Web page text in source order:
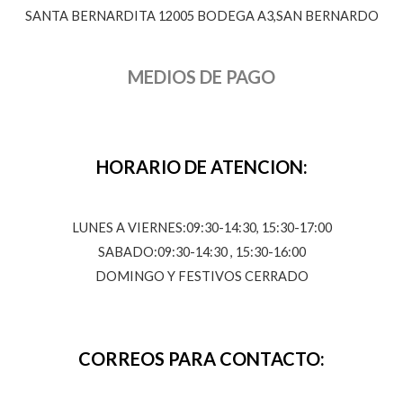
SANTA BERNARDITA 12005 BODEGA A3,SAN BERNARDO
MEDIOS DE PAGO
HORARIO DE ATENCION:
LUNES A VIERNES:09:30-14:30, 15:30-17:00
SABADO:09:30-14:30 , 15:30-16:00
DOMINGO Y FESTIVOS CERRADO
CORREOS PARA CONTACTO: